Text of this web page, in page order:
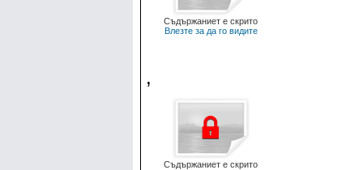
Съдържаниет е скрито
Влезте за да го видите
,
Съдържаниет е скрито